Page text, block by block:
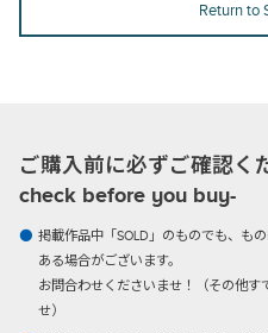
Return to
ご購入前に必ずご確認く
check before you buy-
掲載作品中「SOLD」のものでも、も
ある場合がございます。
お問合わせくださいませ！（その他
せ）